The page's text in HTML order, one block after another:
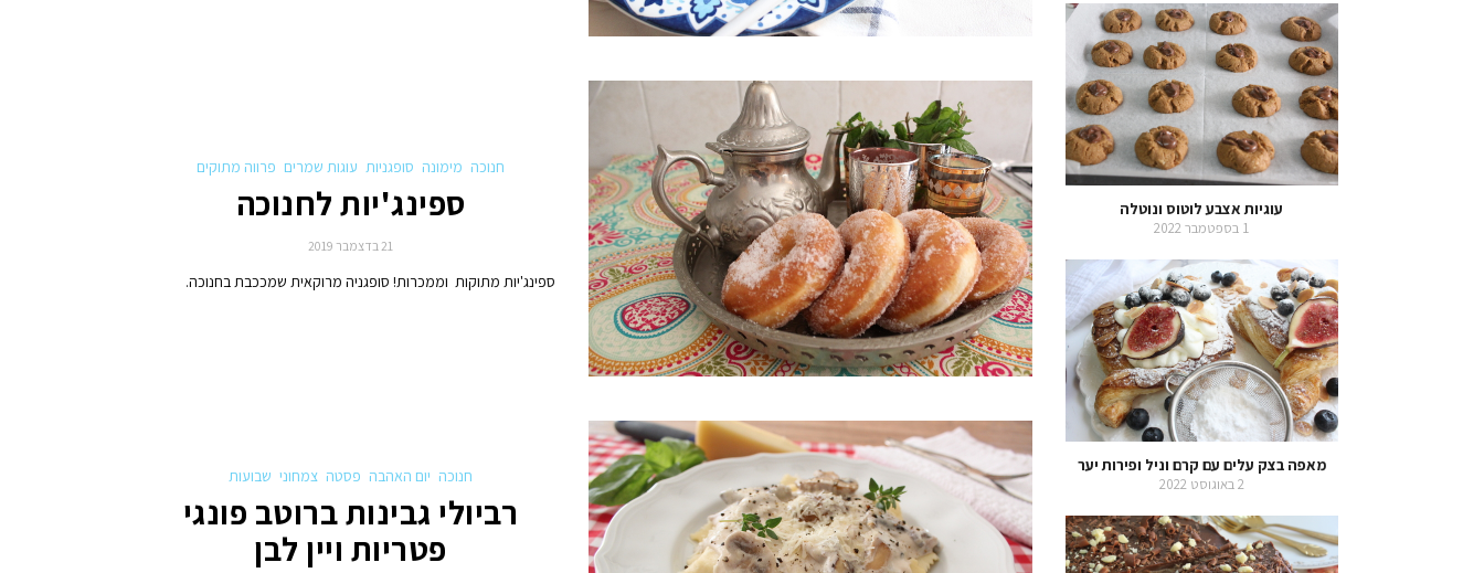
חנוכה מימונה סופגניות עוגות שמרים פרווה מתוקים
ספינג'יות לחנוכה
21 בדצמבר 2019
ספינג'יות מתוקות וממכרות! סופגניה מרוקאית שמככבת בחנוכה.
חנוכה יום האהבה פסטה צמחוני שבועות
רביולי גבינות ברוטב פונגי
פטריות ויין לבן
עוגיות אצבע לוטוס ונוטלה
1 בספטמבר 2022
מאפה בצק עלים עם קרם וניל ופירות יער
2 באוגוסט 2022